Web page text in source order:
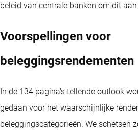
beleid van centrale banken om dit
Voorspellingen voor
beleggingsrendementen
In de 134 pagina's tellende outlook
gedaan voor het waarschijnlijke
beleggingscategorieën. We schetsen